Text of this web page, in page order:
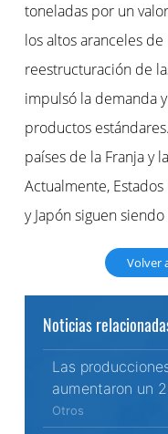
toneladas por un
los altos aranceles
reestructuración de
impulsó la demanda
productos
países de la Franja y
Actualmente,
y Japón siguen
Volver
Noticias
Las
aumentaron un
Otros